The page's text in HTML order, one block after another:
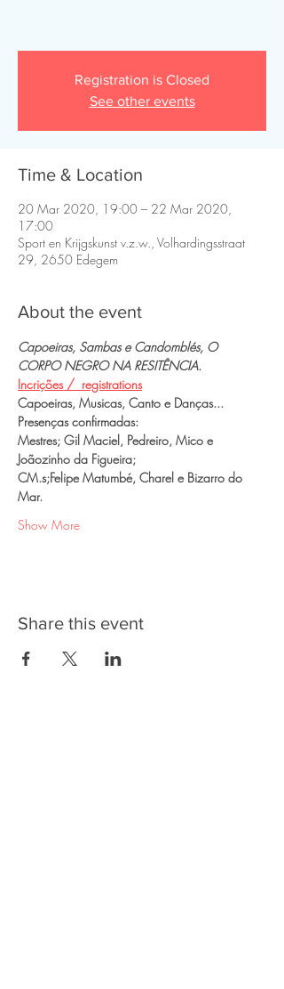
Registration is Closed
See other events
Time & Location
20 Mar 2020, 19:00 – 22 Mar 2020,
17:00
Sport en Krijgskunst v.z.w., Volhardingsstraat
29, 2650 Edegem
About the event
Capoeiras, Sambas e Candomblés, O
CORPO NEGRO NA RESITÊNCIA.
Incrições /  registrations
Capoeiras, Musicas, Canto e Danças...
Presenças confirmadas:
Mestres; Gil Maciel, Pedreiro, Mico e
Joãozinho da Figueira;
CM.s;Felipe Matumbé, Charel e Bizarro do
Mar.
Show More
Share this event